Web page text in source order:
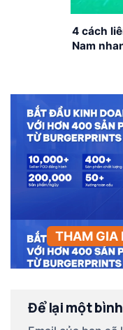
4 cách
Nam
THAM GIA
Để lại một